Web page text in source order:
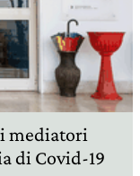
mediatori
di Covid-19